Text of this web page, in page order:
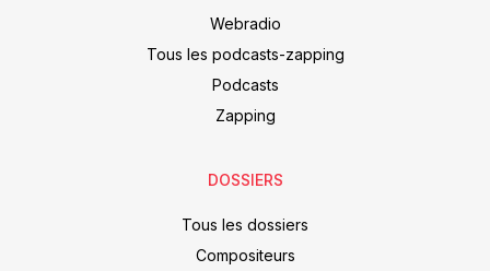
Webradio
Tous les podcasts-zapping
Podcasts
Zapping
DOSSIERS
Tous les dossiers
Compositeurs